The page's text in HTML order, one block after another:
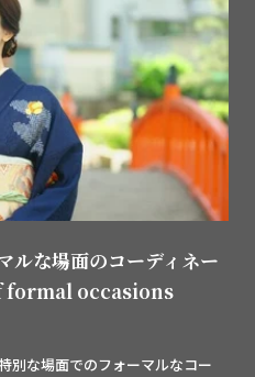
ルな場面のコーディネー
formal occasions
別な場面でのフォーマルなコー